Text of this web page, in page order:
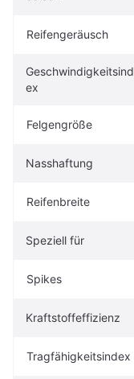
Reifengeräusch
Geschwindigkeitsind
ex
Felgengröße
Nasshaftung
Reifenbreite
Speziell für
Spikes
Kraftstoffeffizienz
Tragfähigkeitsindex